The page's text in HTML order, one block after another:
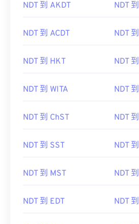
NDT 到 AKDT NDT
NDT 到 ACDT NDT
NDT 到 HKT NDT
NDT 到 WITA NDT
NDT 到 ChST NDT
NDT 到 SST NDT
NDT 到 MST NDT
NDT 到 EDT NDT